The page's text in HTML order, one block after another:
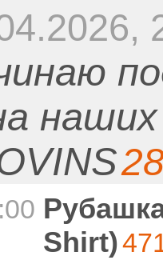
наших
Shirt)